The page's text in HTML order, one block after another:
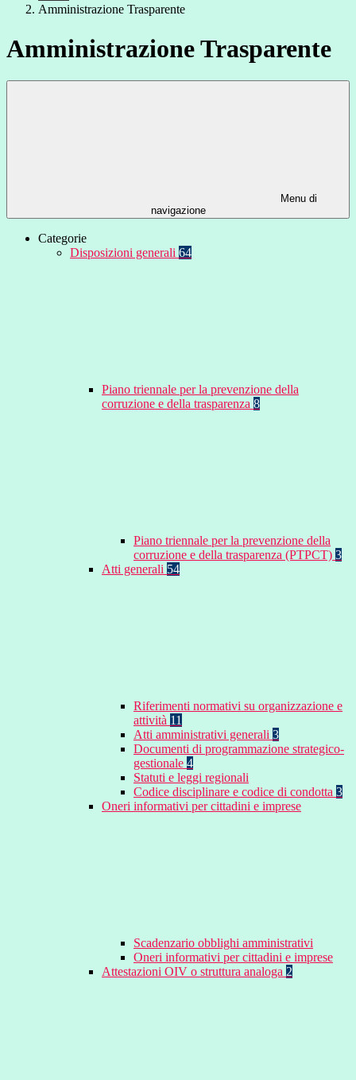
Amministrazione Trasparente
Amministrazione Trasparente
Menu di
navigazione
Categorie
Disposizioni generali 64
Piano triennale per la prevenzione della
corruzione e della trasparenza 8
Piano triennale per la prevenzione della
corruzione e della trasparenza (PTPCT) 3
Atti generali 54
Riferimenti normativi su organizzazione e
attività 11
Atti amministrativi generali 3
Documenti di programmazione strategico-
gestionale 4
Statuti e leggi regionali
Codice disciplinare e codice di condotta 3
Oneri informativi per cittadini e imprese
Scadenzario obblighi amministrativi
Oneri informativi per cittadini e imprese
Attestazioni OIV o struttura analoga 2